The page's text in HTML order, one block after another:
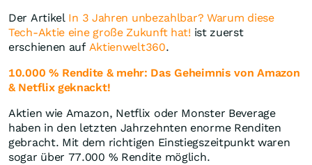
Der Artikel In 3 Jahren unbezahlbar? Warum diese
Tech-Aktie eine große Zukunft hat!ist zuerst
erschienen auf Aktienwelt360.
10.000 % Rendite & mehr: Das Geheimnis von Amazon
& Netflix geknackt!
Aktien wie Amazon, Netflix oder Monster Beverage
haben in den letzten Jahrzehnten enorme Renditen
gebracht. Mit dem richtigen Einstiegszeitpunkt waren
sogar über 77.000 % Rendite möglich.